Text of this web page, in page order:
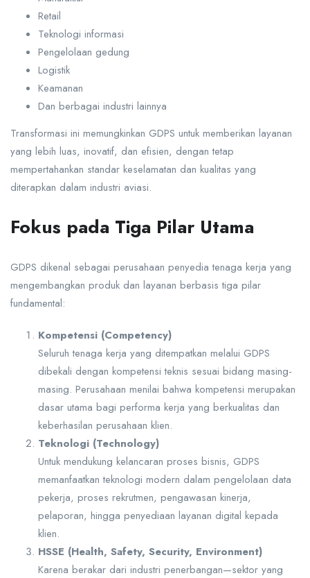
Retail
Teknologi informasi
Pengelolaan gedung
Logistik
Keamanan
Dan berbagai industri lainnya
Transformasi ini memungkinkan GDPS untuk memberikan layanan
yang lebih luas, inovatif, dan efisien, dengan tetap
mempertahankan standar keselamatan dan kualitas yang
diterapkan dalam industri aviasi.
Fokus pada Tiga Pilar Utama
GDPS dikenal sebagai perusahaan penyedia tenaga kerja yang
mengembangkan produk dan layanan berbasis tiga pilar
fundamental:
Kompetensi (Competency)
Seluruh tenaga kerja yang ditempatkan melalui GDPS
dibekali dengan kompetensi teknis sesuai bidang masing-
masing. Perusahaan menilai bahwa kompetensi merupakan
dasar utama bagi performa kerja yang berkualitas dan
keberhasilan perusahaan klien.
Teknologi (Technology)
Untuk mendukung kelancaran proses bisnis, GDPS
memanfaatkan teknologi modern dalam pengelolaan data
pekerja, proses rekrutmen, pengawasan kinerja,
pelaporan, hingga penyediaan layanan digital kepada
klien.
HSSE (Health, Safety, Security, Environment)
Karena berakar dari industri penerbangan—sektor yang